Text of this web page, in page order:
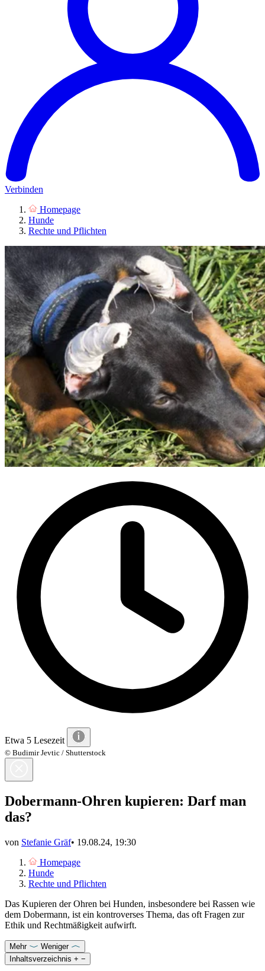
Verbinden
Homepage
Hunde
Rechte und Pflichten
Etwa 5 Lesezeit
© Budimir Jevtic / Shutterstock
Dobermann-Ohren kupieren: Darf man
das?
von Stefanie Gräf• 19.08.24, 19:30
Homepage
Hunde
Rechte und Pflichten
Das Kupieren der Ohren bei Hunden, insbesondere bei Rassen wie
dem Dobermann, ist ein kontroverses Thema, das oft Fragen zur
Ethik und Rechtmäßigkeit aufwirft.
Mehr
Weniger
Inhaltsverzeichnis + −